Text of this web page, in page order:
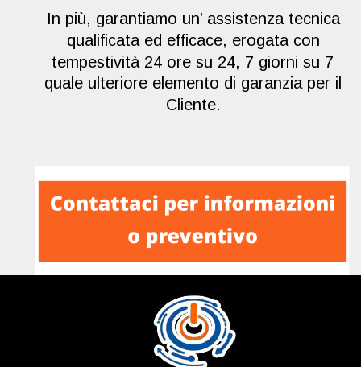
In più, garantiamo un’ assistenza tecnica
qualificata ed efficace, erogata con
tempestività 24 ore su 24, 7 giorni su 7
quale ulteriore elemento di garanzia per il
Cliente.